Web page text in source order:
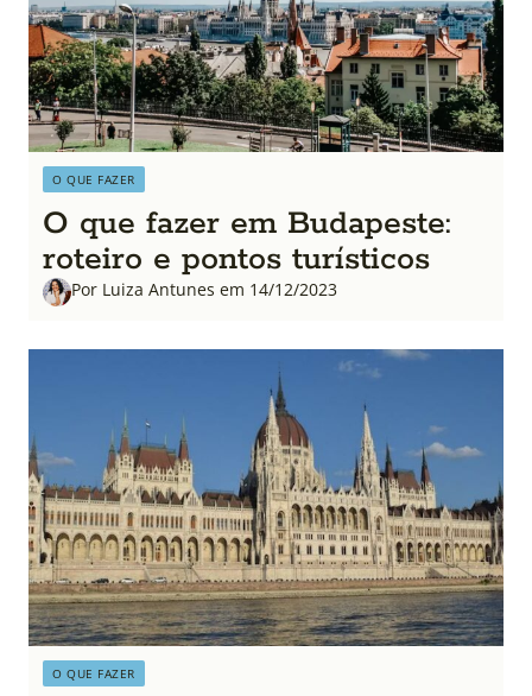
O QUE FAZER
O que fazer em Budapeste:
roteiro e pontos turísticos
Por Luiza Antunes em 14/12/2023
O QUE FAZER